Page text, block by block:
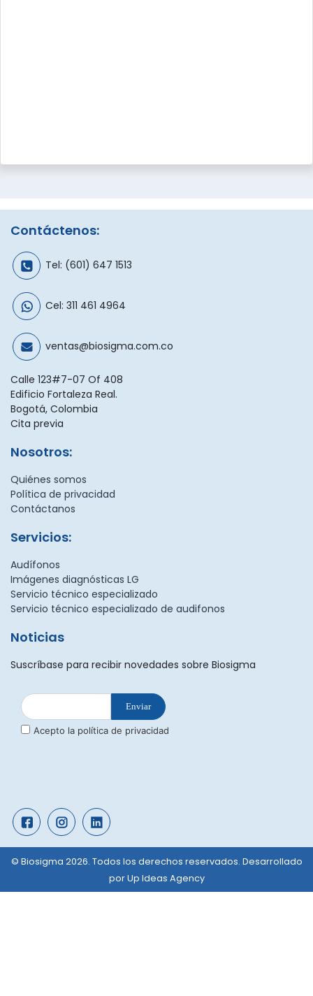
Contáctenos:
Tel: (601) 647 1513
Cel: 311 461 4964
ventas@biosigma.com.co
Calle 123#7-07 Of 408
Edificio Fortaleza Real.
Bogotá, Colombia
Cita previa
Nosotros:
Quiénes somos
Política de privacidad
Contáctanos
Servicios:
Audífonos
Imágenes diagnósticas LG
Servicio técnico especializado
Servicio técnico especializado de audifonos
Noticias
Suscríbase para recibir novedades sobre Biosigma
© Biosigma 2026. Todos los derechos reservados. Desarrollado
porUp Ideas Agency